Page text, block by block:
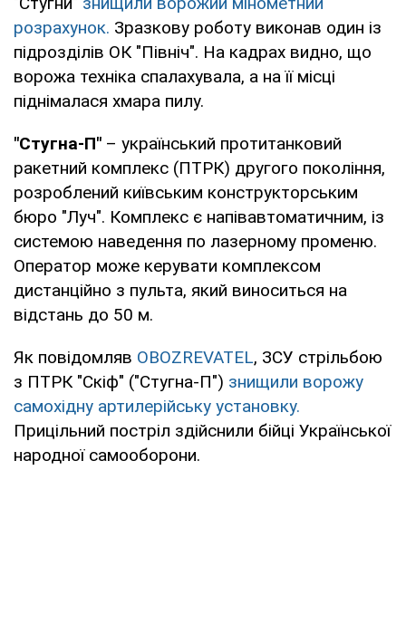
розрахунок. Зразкову роботу виконав один із
підрозділів ОК "Північ". На кадрах видно, що
ворожа техніка спалахувала, а на її місці
піднімалася хмара пилу.
"Стугна-П" – український протитанковий
ракетний комплекс (ПТРК) другого покоління,
розроблений київським конструкторським
бюро "Луч". Комплекс є напівавтоматичним, із
системою наведення по лазерному променю.
Оператор може керувати комплексом
дистанційно з пульта, який виноситься на
відстань до 50 м.
Як повідомляв OBOZREVATEL, ЗСУ стрільбою
з ПТРК "Скіф" ("Стугна-П") знищили ворожу
самохідну артилерійську установку.
Прицільний постріл здійснили бійці Української
народної самооборони.